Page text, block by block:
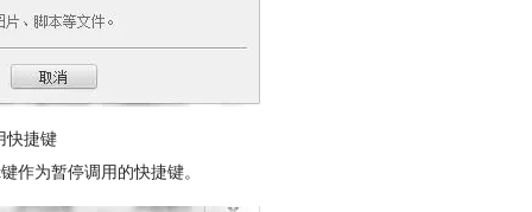
快捷键
作为暂停调用的快捷键。